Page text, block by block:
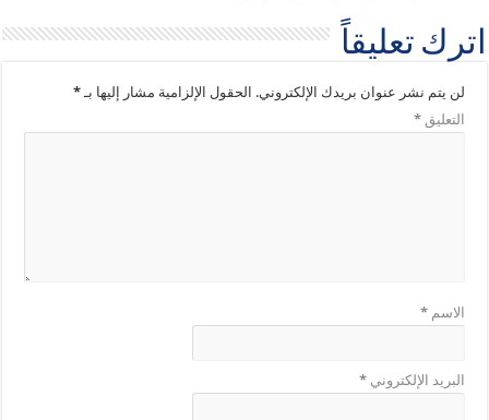
اترك تعليقاً
لن يتم نشر عنوان بريدك الإلكتروني. الحقول الإلزامية مشار إليها بـ*
التعليق*
الاسم*
البريد الإلكتروني*